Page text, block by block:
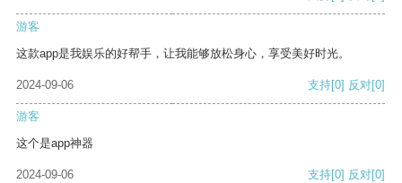
游客
这款app是我娱乐的好帮手，让我能够放松身心，享受美好时光。
2024-09-06 支持[0] 反对[0]
游客
这个是app神器
2024-09-06 支持[0] 反对[0]